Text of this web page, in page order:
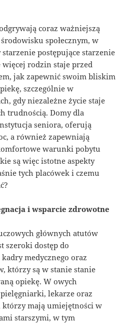
coraz ważniejszą
społecznym, w
postępujące starzenie
rodzin staje przed
jak zapewnić swoim bliskim
szczególnie w
gdy niezależne życie staje
trudnością. Domy dla
seniora, oferują
a również zapewniają
warunki pobytu
są więc istotne aspekty
tych placówek i czemu
i wsparcie zdrowotne
głównych atutów
szeroki dostęp do
medycznego oraz
którzy są w stanie stanie
opiekę. W owych
lekarze oraz
mają umiejętności w
starszymi, w tym